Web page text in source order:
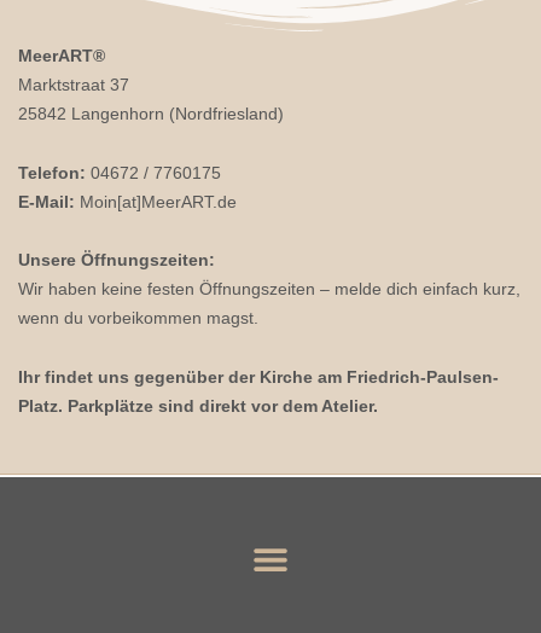
MeerART®
Marktstraat 37
25842 Langenhorn (Nordfriesland)
Telefon: 04672 / 7760175
E-Mail: Moin[at]MeerART.de
Unsere Öffnungszeiten:
Wir haben keine festen Öffnungszeiten – melde dich einfach kurz,
wenn du vorbeikommen magst.
Ihr findet uns gegenüber der Kirche am Friedrich-Paulsen-
Platz. Parkplätze sind direkt vor dem Atelier.